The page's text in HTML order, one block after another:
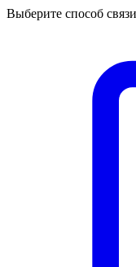
Выберите способ